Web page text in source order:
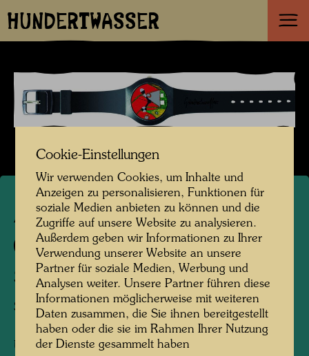
HUNDERTWASSER
APA 64
557 C
SLEEPING ROOF
Schlafendes Dach
Uhr
Cookie-Einstellungen
Wir verwenden Cookies, um Inhalte und
Anzeigen zu personalisieren, Funktionen für
soziale Medien anbieten zu können und die
Zugriffe auf unsere Website zu analysieren.
Außerdem geben wir Informationen zu Ihrer
Verwendung unserer Website an unsere
Partner für soziale Medien, Werbung und
Analysen weiter. Unsere Partner führen diese
Informationen möglicherweise mit weiteren
Daten zusammen, die Sie ihnen bereitgestellt
haben oder die sie im Rahmen Ihrer Nutzung
der Dienste gesammelt haben